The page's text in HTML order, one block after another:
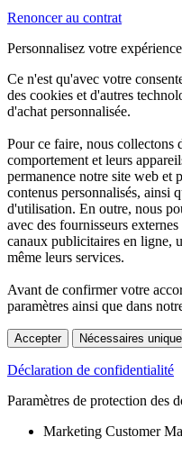
Renoncer au contrat
Personnalisez votre
Ce n'est qu'avec votre
des cookies et d'autres
d'achat personnalisée.
Pour ce faire, nous collectons
comportement et leurs
permanence notre site web et
contenus personnalisés, ainsi
d'utilisation. En outre, nous
avec des fournisseurs
canaux publicitaires en ligne,
même leurs services.
Avant de confirmer votre
paramètres ainsi que dans
Accepter Nécessaires
Déclaration de confidentialité
Paramètres de protection des
Marketing Customer